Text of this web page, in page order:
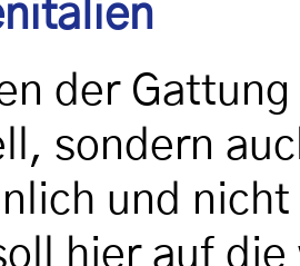
der Gattung
sondern
und
hier auf